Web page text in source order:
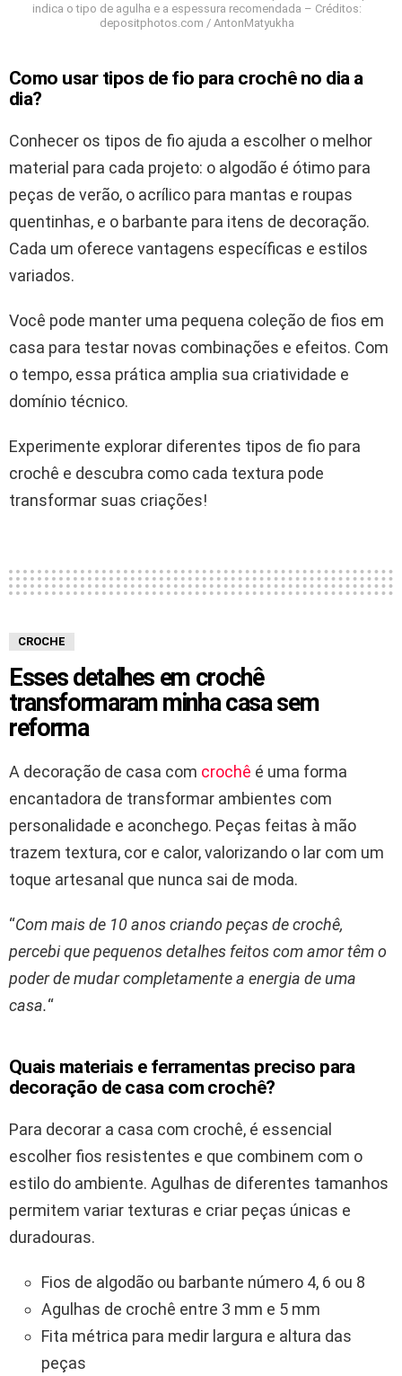
indica o tipo de agulha e a espessura recomendada – Créditos:
depositphotos.com / AntonMatyukha
Como usar tipos de fio para crochê no dia a
dia?
Conhecer os tipos de fio ajuda a escolher o melhor
material para cada projeto: o algodão é ótimo para
peças de verão, o acrílico para mantas e roupas
quentinhas, e o barbante para itens de decoração.
Cada um oferece vantagens específicas e estilos
variados.
Você pode manter uma pequena coleção de fios em
casa para testar novas combinações e efeitos. Com
o tempo, essa prática amplia sua criatividade e
domínio técnico.
Experimente explorar diferentes tipos de fio para
crochê e descubra como cada textura pode
transformar suas criações!
CROCHE
Esses detalhes em crochê
transformaram minha casa sem
reforma
A decoração de casa com crochê é uma forma
encantadora de transformar ambientes com
personalidade e aconchego. Peças feitas à mão
trazem textura, cor e calor, valorizando o lar com um
toque artesanal que nunca sai de moda.
“Com mais de 10 anos criando peças de crochê,
percebi que pequenos detalhes feitos com amor têm o
poder de mudar completamente a energia de uma
casa.“
Quais materiais e ferramentas preciso para
decoração de casa com crochê?
Para decorar a casa com crochê, é essencial
escolher fios resistentes e que combinem com o
estilo do ambiente. Agulhas de diferentes tamanhos
permitem variar texturas e criar peças únicas e
duradouras.
Fios de algodão ou barbante número 4, 6 ou 8
Agulhas de crochê entre 3 mm e 5 mm
Fita métrica para medir largura e altura das
peças